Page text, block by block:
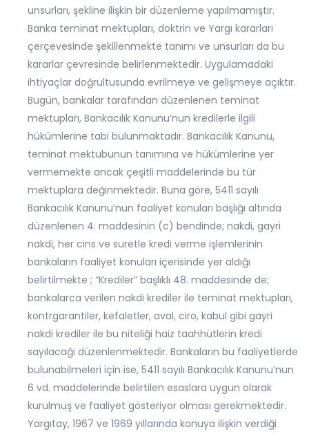
unsurları, şekline ilişkin bir düzenleme yapılmamıştır.
Banka teminat mektupları, doktrin ve Yargı kararları
çerçevesinde şekillenmekte tanımı ve unsurları da bu
kararlar çevresinde belirlenmektedir. Uygulamadaki
ihtiyaçlar doğrultusunda evrilmeye ve gelişmeye açıktır.
Bugün, bankalar tarafından düzenlenen teminat
mektupları, Bankacılık Kanunu’nun kredilerle ilgili
hükümlerine tabi bulunmaktadır. Bankacılık Kanunu,
teminat mektubunun tanımına ve hükümlerine yer
vermemekte ancak çeşitli maddelerinde bu tür
mektuplara değinmektedir. Buna göre, 5411 sayılı
Bankacılık Kanunu’nun faaliyet konuları başlığı altında
düzenlenen 4. maddesinin (c) bendinde; nakdi, gayri
nakdi, her cins ve suretle kredi verme işlemlerinin
bankaların faaliyet konuları içerisinde yer aldığı
belirtilmekte ; “Krediler” başlıklı 48. maddesinde de;
bankalarca verilen nakdi krediler ile teminat mektupları,
kontrgarantiler, kefaletler, aval, ciro, kabul gibi gayri
nakdi krediler ile bu niteliği haiz taahhütlerin kredi
sayılacağı düzenlenmektedir. Bankaların bu faaliyetlerde
bulunabilmeleri için ise, 5411 sayılı Bankacılık Kanunu’nun
6 vd. maddelerinde belirtilen esaslara uygun olarak
kurulmuş ve faaliyet gösteriyor olması gerekmektedir.
Yargıtay, 1967 ve 1969 yıllarında konuya ilişkin verdiği